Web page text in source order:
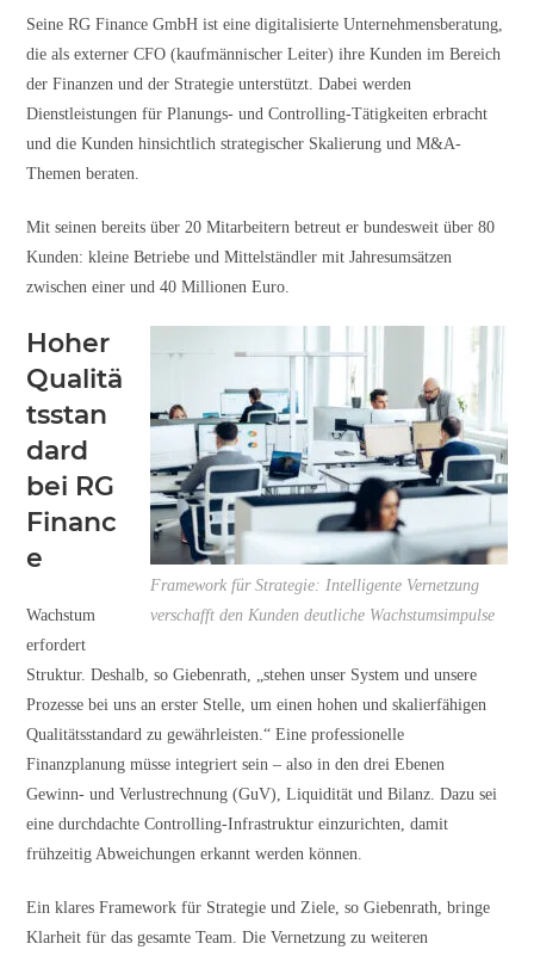
Seine RG Finance GmbH ist eine digitalisierte Unternehmensberatung,
die als externer CFO (kaufmännischer Leiter) ihre Kunden im Bereich
der Finanzen und der Strategie unterstützt. Dabei werden
Dienstleistungen für Planungs- und Controlling-Tätigkeiten erbracht
und die Kunden hinsichtlich strategischer Skalierung und M&A-
Themen beraten.
Mit seinen bereits über 20 Mitarbeitern betreut er bundesweit über 80
Kunden: kleine Betriebe und Mittelständler mit Jahresumsätzen
zwischen einer und 40 Millionen Euro.
Framework für Strategie: Intelligente Vernetzung
verschafft den Kunden deutliche Wachstumsimpulse
Hoher
Qualitä
tsstan
dard
bei RG
Financ
e
Wachstum
erfordert
Struktur. Deshalb, so Giebenrath, „stehen unser System und unsere
Prozesse bei uns an erster Stelle, um einen hohen und skalierfähigen
Qualitätsstandard zu gewährleisten.“ Eine professionelle
Finanzplanung müsse integriert sein – also in den drei Ebenen
Gewinn- und Verlustrechnung (GuV), Liquidität und Bilanz. Dazu sei
eine durchdachte Controlling-Infrastruktur einzurichten, damit
frühzeitig Abweichungen erkannt werden können.
Ein klares Framework für Strategie und Ziele, so Giebenrath, bringe
Klarheit für das gesamte Team. Die Vernetzung zu weiteren